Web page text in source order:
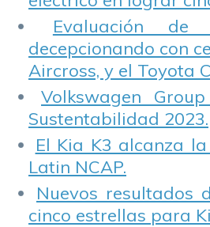
Evaluación de
decepcionando con
Aircross, y el Toyota
Volkswagen
Sustentabilidad 2023.
El Kia K3 alcanza
Latin NCAP.
Nuevos resultados
cinco estrellas para